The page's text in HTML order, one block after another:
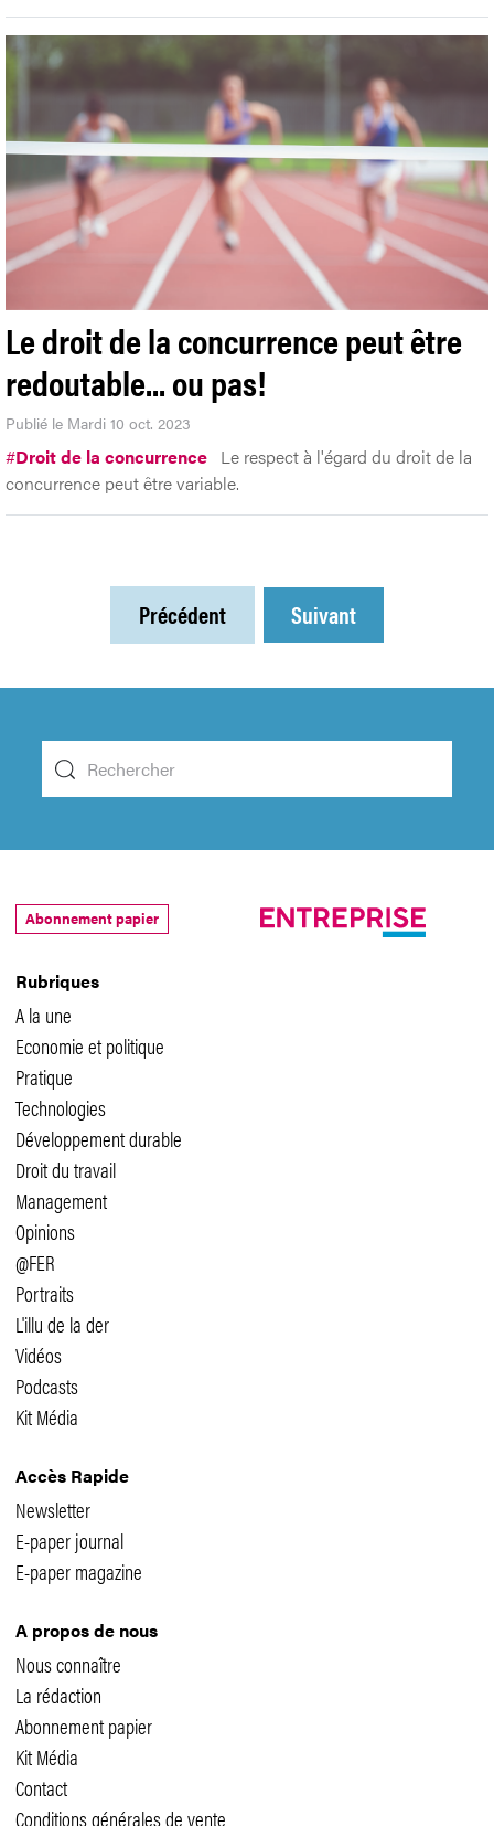
Le droit de la concurrence peut être
redoutable... ou pas!
Publié le Mardi 10 oct. 2023
#Droit de la concurrence Le respect à l'égard du droit de la
concurrence peut être variable.
Précédent Suivant
Rubriques
A la une
Economie et politique
Pratique
Technologies
Développement durable
Droit du travail
Management
Opinions
@FER
Portraits
L'illu de la der
Vidéos
Podcasts
Kit Média
Accès Rapide
Newsletter
E-paper journal
E-paper magazine
A propos de nous
Nous connaître
La rédaction
Abonnement papier
Kit Média
Contact
Conditions générales de vente
Abonnement papier